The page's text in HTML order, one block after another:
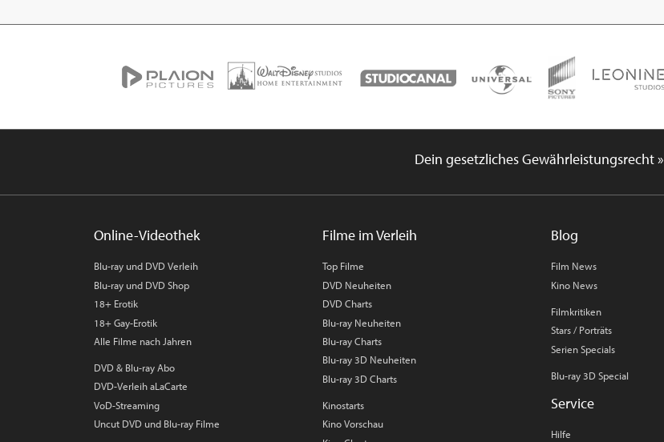
Dein gesetzliches Gewährleistungsrecht »
Online-Videothek
Blu-ray und DVD Verleih
Blu-ray und DVD Shop
18+ Erotik
18+ Gay-Erotik
Alle Filme nach Jahren
DVD & Blu-ray Abo
DVD-Verleih aLaCarte
VoD-Streaming
Uncut DVD und Blu-ray Filme
Filme im Verleih
Top Filme
DVD Neuheiten
DVD Charts
Blu-ray Neuheiten
Blu-ray Charts
Blu-ray 3D Neuheiten
Blu-ray 3D Charts
Kinostarts
Kino Vorschau
Blog
Film News
Kino News
Filmkritiken
Stars / Porträts
Serien Specials
Blu-ray 3D Special
Service
Hilfe